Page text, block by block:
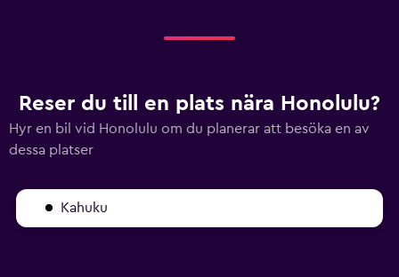
Reser du till en plats nära Honolulu?
Hyr en bil vid Honolulu om du planerar att besöka en av
dessa platser
Kahuku